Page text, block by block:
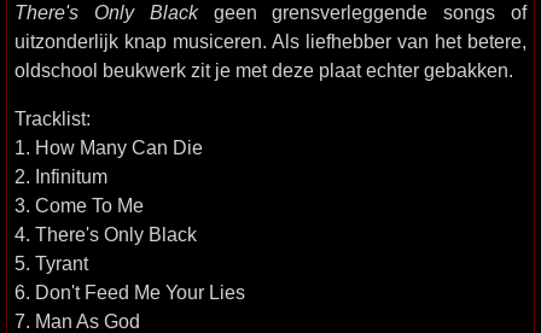
There's Only Blackgeen grensverleggende songs of
uitzonderlijk knap musiceren. Als liefhebber van het betere,
oldschool beukwerk zit je met deze plaat echter gebakken.
Tracklist:
1. How Many Can Die
2. Infinitum
3. Come To Me
4. There's Only Black
5. Tyrant
6. Don't Feed Me Your Lies
7. Man As God